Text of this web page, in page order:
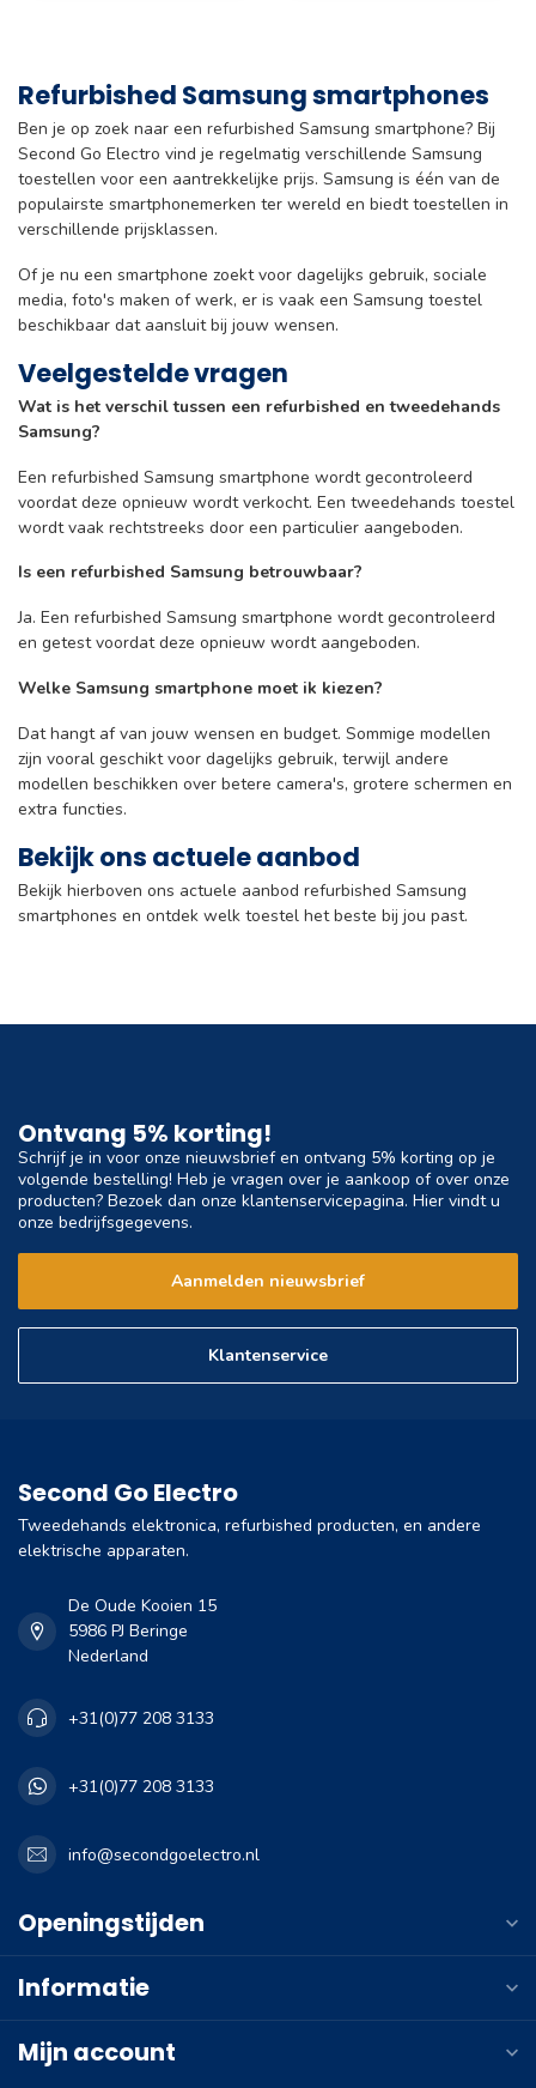
Refurbished Samsung smartphones
Ben je op zoek naar een refurbished Samsung smartphone? Bij
Second Go Electro vind je regelmatig verschillende Samsung
toestellen voor een aantrekkelijke prijs. Samsung is één van de
populairste smartphonemerken ter wereld en biedt toestellen in
verschillende prijsklassen.
Of je nu een smartphone zoekt voor dagelijks gebruik, sociale
media, foto's maken of werk, er is vaak een Samsung toestel
beschikbaar dat aansluit bij jouw wensen.
Veelgestelde vragen
Wat is het verschil tussen een refurbished en tweedehands
Samsung?
Een refurbished Samsung smartphone wordt gecontroleerd
voordat deze opnieuw wordt verkocht. Een tweedehands toestel
wordt vaak rechtstreeks door een particulier aangeboden.
Is een refurbished Samsung betrouwbaar?
Ja. Een refurbished Samsung smartphone wordt gecontroleerd
en getest voordat deze opnieuw wordt aangeboden.
Welke Samsung smartphone moet ik kiezen?
Dat hangt af van jouw wensen en budget. Sommige modellen
zijn vooral geschikt voor dagelijks gebruik, terwijl andere
modellen beschikken over betere camera's, grotere schermen en
extra functies.
Bekijk ons actuele aanbod
Bekijk hierboven ons actuele aanbod refurbished Samsung
smartphones en ontdek welk toestel het beste bij jou past.
Ontvang 5% korting!
Schrijf je in voor onze nieuwsbrief en ontvang 5% korting op je
volgende bestelling! Heb je vragen over je aankoop of over onze
producten? Bezoek dan onze klantenservicepagina. Hier vindt u
onze bedrijfsgegevens.
Aanmelden nieuwsbrief
Klantenservice
Second Go Electro
Tweedehands elektronica, refurbished producten, en andere
elektrische apparaten.
De Oude Kooien 15
5986 PJ Beringe
Nederland
+31(0)77 208 3133
+31(0)77 208 3133
info@secondgoelectro.nl
Openingstijden
Informatie
Mijn account